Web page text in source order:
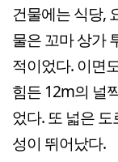
건물에는 식당,
물은 꼬마 상가
적이었다. 이면
힘든 12m의 널
었다. 또 넓은
성이 뛰어났다.